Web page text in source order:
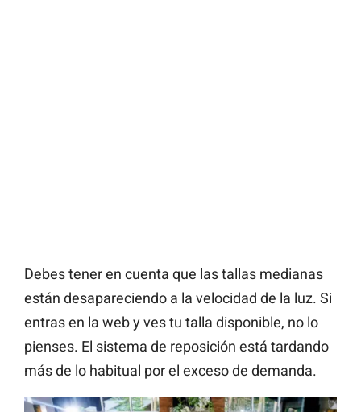
Debes tener en cuenta que las tallas medianas
están desapareciendo a la velocidad de la luz. Si
entras en la web y ves tu talla disponible, no lo
pienses. El sistema de reposición está tardando
más de lo habitual por el exceso de demanda.